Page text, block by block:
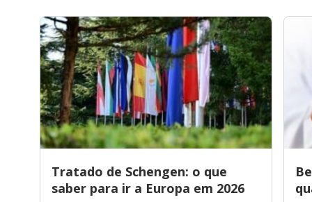
Tratado de Schengen: o que
saber para ir a Europa em 2026